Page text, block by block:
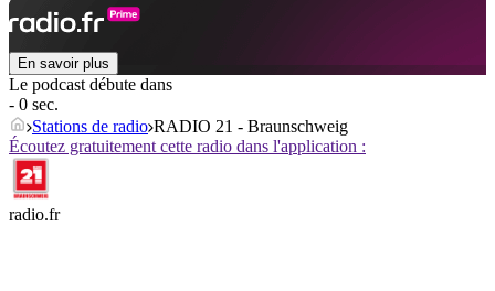
En savoir plus
Le podcast débute dans
- 0 sec.
Stations de radio RADIO 21 - Braunschweig
Écoutez gratuitement cette radio dans l'application :
radio.fr